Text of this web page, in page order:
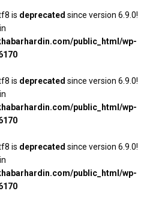
is deprecated since version 6.9.0!
public_html/wp-
is deprecated since version 6.9.0!
public_html/wp-
is deprecated since version 6.9.0!
public_html/wp-